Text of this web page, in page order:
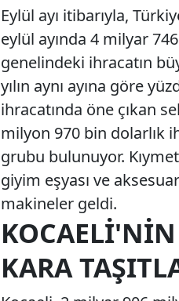
Eylül ayı itibarıyla,
eylül ayında 4 milyar
genelindeki ihracatın
yılın aynı ayına göre
ihracatında öne çıkan
milyon 970 bin dolarlık
grubu bulunuyor.
giyim eşyası ve
makineler geldi.
KARA